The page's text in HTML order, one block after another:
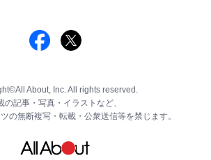
About, Inc. All rights reserved.
の記事・写真・イラストなど、
の無断複写・転載・公衆送信等を禁じます。